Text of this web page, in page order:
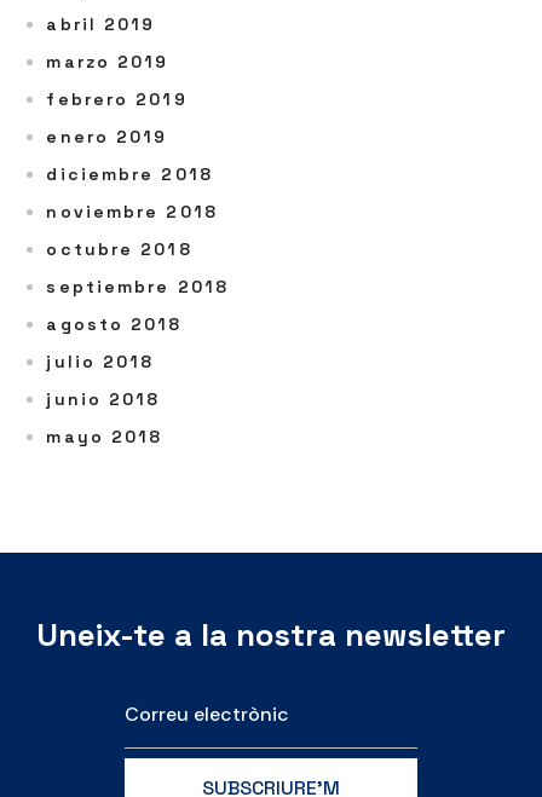
abril 2019
marzo 2019
febrero 2019
enero 2019
diciembre 2018
noviembre 2018
octubre 2018
septiembre 2018
agosto 2018
julio 2018
junio 2018
mayo 2018
Uneix-te a la nostra newsletter